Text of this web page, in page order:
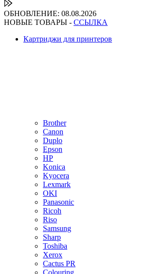
ОБНОВЛЕНИЕ: 08.08.2026
НОВЫЕ ТОВАРЫ - ССЫЛКА
Картриджи для принтеров
Brother
Canon
Duplo
Epson
HP
Konica
Kyocera
Lexmark
OKI
Panasonic
Ricoh
Riso
Samsung
Sharp
Toshiba
Xerox
Cactus PR
Colouring